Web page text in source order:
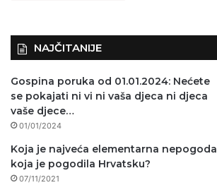
NAJČITANIJE
Gospina poruka od 01.01.2024: Nećete
se pokajati ni vi ni vaša djeca ni djeca
vaše djece…
01/01/2024
Koja je najveća elementarna nepogoda
koja je pogodila Hrvatsku?
07/11/2021